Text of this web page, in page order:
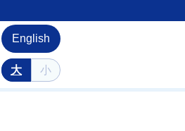
English
大 小